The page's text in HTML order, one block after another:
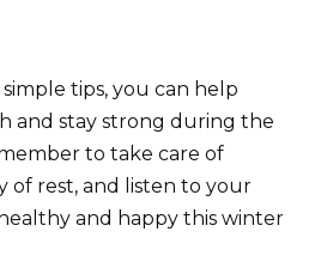
tips, you can help
and stay strong during the
to take care of
of rest, and listen to your
and happy this winter